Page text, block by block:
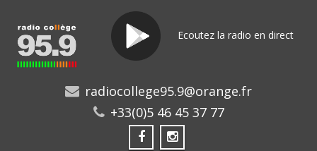
Ecoutez la radio en direct
radiocollege95.9@orange.fr
+33(0)5 46 45 37 77